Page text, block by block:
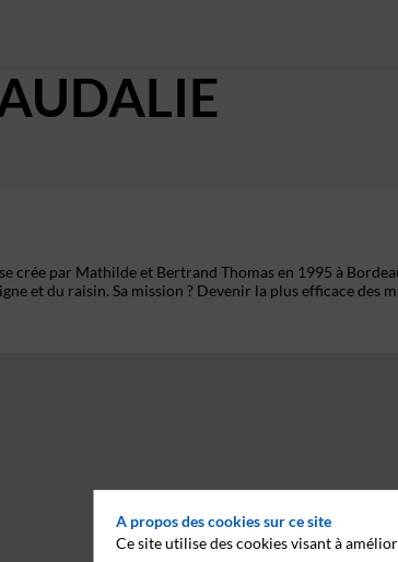
crée par Mathilde et Bertrand Thomas en 1995 à
et du raisin. Sa mission ? Devenir la plus efficace des
A propos des cookies sur ce site
Ce site utilise des cookies visant à